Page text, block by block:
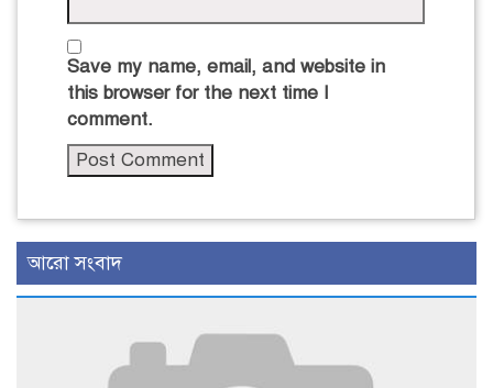
Save my name, email, and website in
this browser for the next time I
comment.
আরো সংবাদ